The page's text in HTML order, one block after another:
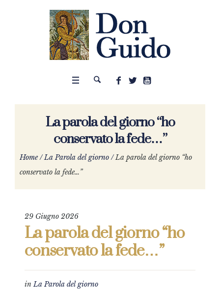
La parola del giorno “ho
conservato la fede…”
Home /La Parola del giorno /La parola del giorno “ho
conservato la fede…”
29 Giugno 2026
La parola del giorno “ho
conservato la fede…”
inLa Parola del giorno